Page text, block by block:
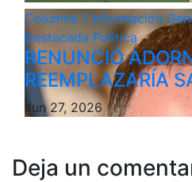
Columna 1 Información
Destacada Politica
RENUNCIÓ
REEMPLAZARÍA
Jun 27, 2026
Deja un